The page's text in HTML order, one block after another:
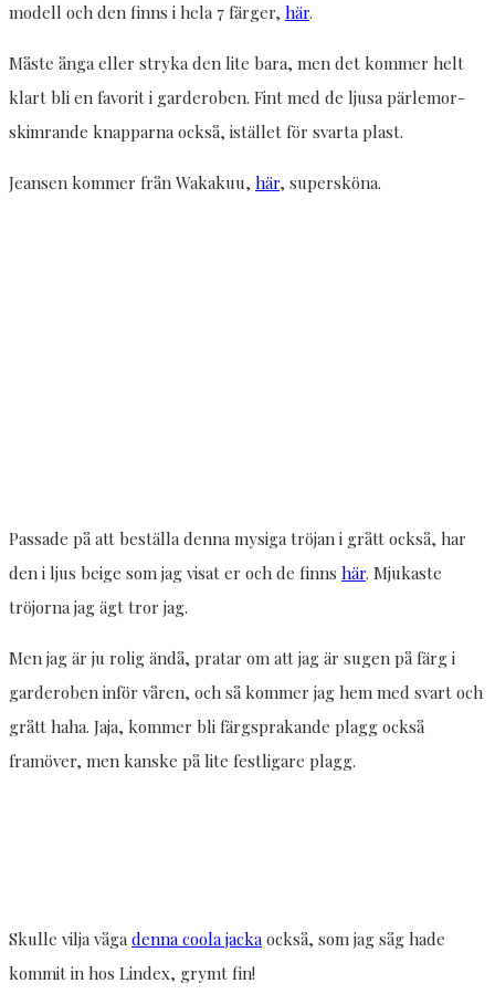
modell och den finns i hela 7 färger, här.
Måste ånga eller stryka den lite bara, men det kommer helt
klart bli en favorit i garderoben. Fint med de ljusa pärlemor-
skimrande knapparna också, istället för svarta plast.
Jeansen kommer från Wakakuu, här, supersköna.
Passade på att beställa denna mysiga tröjan i grått också, har
den i ljus beige som jag visat er och de finns här. Mjukaste
tröjorna jag ägt tror jag.
Men jag är ju rolig ändå, pratar om att jag är sugen på färg i
garderoben inför våren, och så kommer jag hem med svart och
grått haha. Jaja, kommer bli färgsprakande plagg också
framöver, men kanske på lite festligare plagg.
Skulle vilja vågadenna coola jackaockså, som jag såg hade
kommit in hos Lindex, grymt fin!